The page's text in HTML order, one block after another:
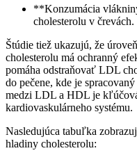
**Konzumácia
cholesterolu v črevách.
Štúdie tiež ukazujú, že
cholesterolu má ochranný
pomáha odstraňovať LDL
do pečene, kde je
medzi LDL a HDL je
kardiovaskulárneho systému.
Nasledujúca tabuľka
hladiny cholesterolu: